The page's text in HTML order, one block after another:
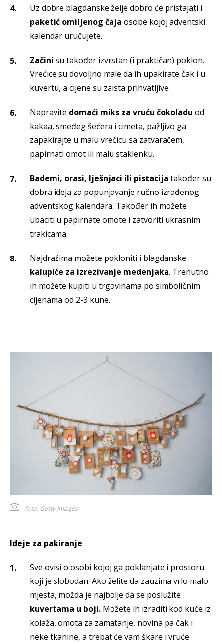
Uz dobre blagdanske želje dobro će pristajati i
paketić omiljenog čaja osobe kojoj adventski
kalendar uručujete.
Začini su također izvrstan (i praktičan) poklon.
Vrećice su dovoljno male da ih upakirate čak i u
kuvertu, a cijene su zaista prihvatljive.
Napravite domaći miks za vruću čokoladu od
kakaa, smeđeg šećera i cimeta, pažljivo ga
zapakirajte u malu vrećicu sa zatvaračem,
papirnati omot ili malu staklenku.
Bademi, orasi, lješnjaci ili pistacija također su
dobra ideja za popunjavanje ručno izrađenog
adventskog kalendara. Također ih možete
ubaciti u papirnate omote i zatvoriti ukrasnim
trakicama.
Najdražima možete pokloniti i blagdanske
kalupiće za izrezivanje medenjaka. Trenutno
ih možete kupiti u trgovinama po simboličnim
cijenama od 2-3 kune.
foto: Getty Images
Ideje za pakiranje
Sve ovisi o osobi kojoj ga poklanjate i prostoru
koji je slobodan. Ako želite da zauzima vrlo malo
mjesta, možda je najbolje da se poslužite
kuvertama u boji. Možete ih izraditi kod kuće iz
kolaža, omota za zamatanje, novina pa čak i
neke tkanine, a trebat će vam škare i vruće